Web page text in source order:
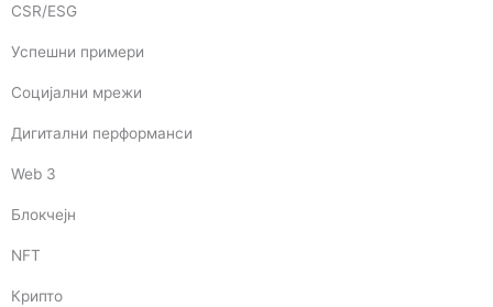
CSR/ESG
Успешни примери
Социјални мрежи
Дигитални перформанси
Web 3
Блокчејн
NFT
Крипто